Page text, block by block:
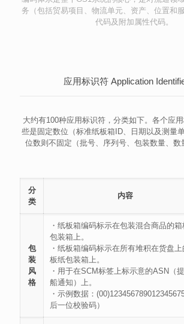
务（包括贸易项目、物流单元、资产、位置和
代码及附加属性代码。
应用标识符 Application
大约有100种应用标识符，分类如下。各个应
些是固定数位（标准纸板箱ID、日期以及测量
位数则不固定（批号、序列号、包装数量、数
分
类
内容
包
装
风
格
・纸板箱编码标示在包装混合商品的
包装箱上。
・纸板箱编码标示在所有堆积在货盘
板纸包装箱上。
・用于在SCM标签上标示意的ASN（
船通知）上。
・示例数据：
后一位校验码）